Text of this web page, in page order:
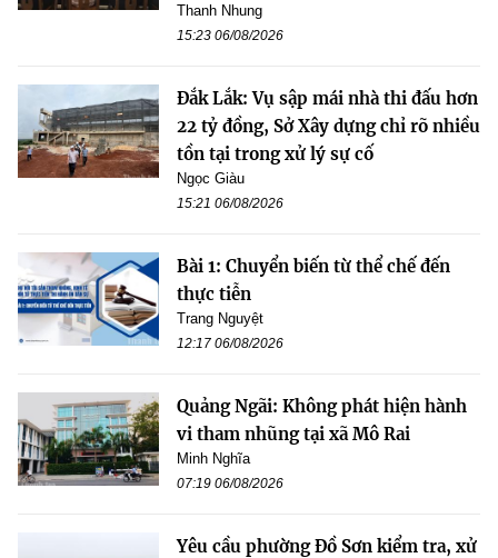
Thanh Nhung
15:23 06/08/2026
Đắk Lắk: Vụ sập mái nhà thi đấu hơn
22 tỷ đồng, Sở Xây dựng chỉ rõ nhiều
tồn tại trong xử lý sự cố
Ngọc Giàu
15:21 06/08/2026
Bài 1: Chuyển biến từ thể chế đến
thực tiễn
Trang Nguyệt
12:17 06/08/2026
Quảng Ngãi: Không phát hiện hành
vi tham nhũng tại xã Mô Rai
Minh Nghĩa
07:19 06/08/2026
Yêu cầu phường Đồ Sơn kiểm tra, xử